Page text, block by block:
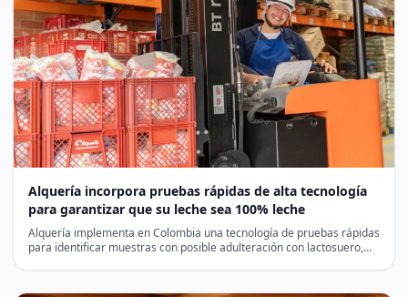
Alquería incorpora pruebas rápidas de alta tecnología
para garantizar que su leche sea 100% leche
Alquería implementa en Colombia una tecnología de pruebas rápidas
para identificar muestras con posible adulteración con lactosuero,